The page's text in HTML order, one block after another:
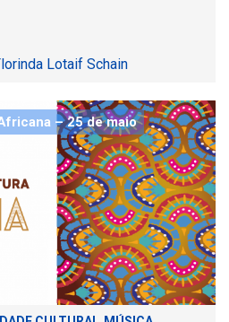
Lotaif Schain
– 25 de maio